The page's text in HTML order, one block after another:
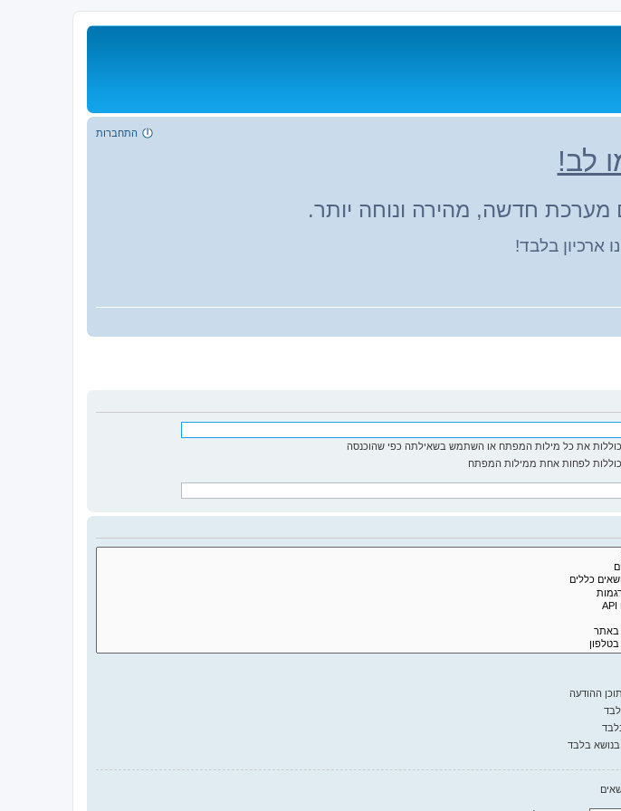
התחברות
לב!
מערכת חדשה, מהירה ונוחה יותר.
ארכיון בלבד!
את כל מילות המפתח או השתמש בשאילתה כפי שהוכנסה
לפחות אחת ממילות המפתח
ההודעה
בנושא בלבד